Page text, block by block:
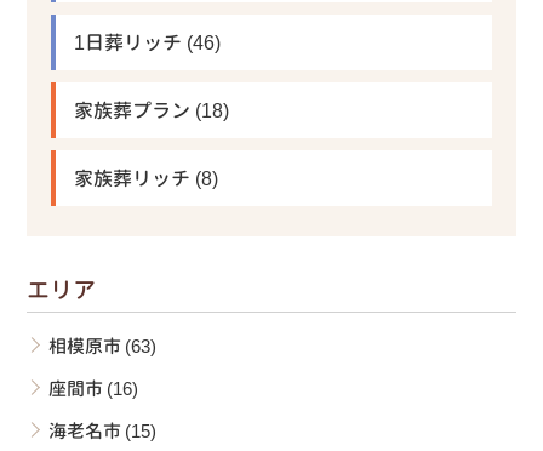
1日葬リッチ (46)
家族葬プラン (18)
家族葬リッチ (8)
エリア
相模原市 (63)
座間市 (16)
海老名市 (15)